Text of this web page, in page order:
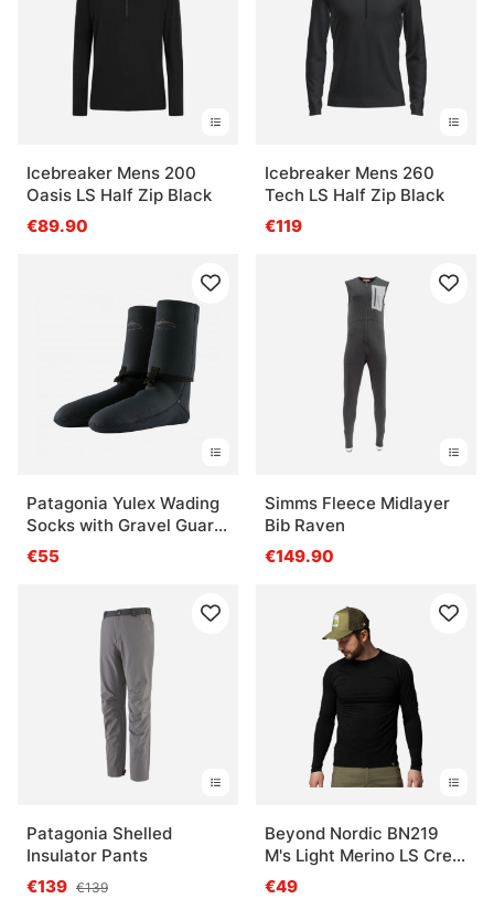
Icebreaker Mens 200
Oasis LS Half Zip Black
€89.90
Icebreaker Mens 260
Tech LS Half Zip Black
€119
Patagonia Yulex Wading
Socks with Gravel Guard
Black
€55
Simms Fleece Midlayer
Bib Raven
€149.90
Patagonia Shelled
Insulator Pants
€139 €139
Beyond Nordic BN219
M's Light Merino LS Crew
Onyx Black
€49